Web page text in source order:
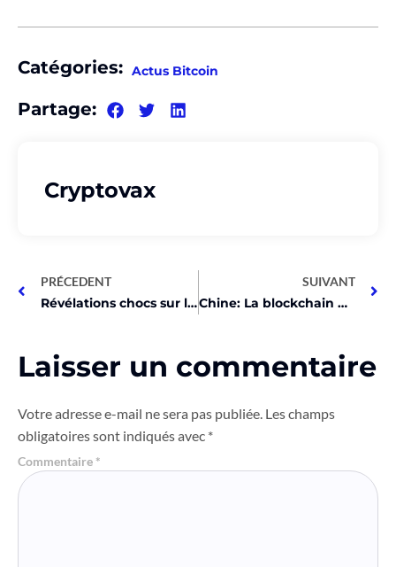
Catégories: Actus Bitcoin
Partage:
Cryptovax
PRÉCEDENT
Révélations chocs sur le Bitcoin et emails de Satoshi!
SUIVANT
Chine: La blockchain déclenche une action choc du Parquet Suprême!
Laisser un commentaire
Votre adresse e-mail ne sera pas publiée. Les champs
obligatoires sont indiqués avec *
Commentaire *